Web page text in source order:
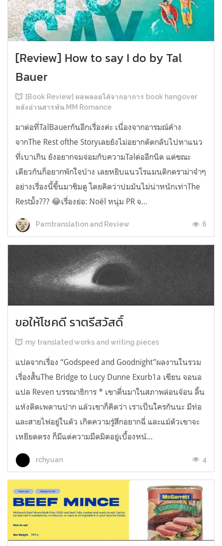
[Review] How to say I do by Tal
Bauer
[Book Review] ผลพลอยได้จากอาการ book hangover
หลังอ่านสารพัน MM Romance
มาต่อที่TalBauerกันอีกเรื่องค่ะ เนื่องจากอารมณ์ค้าง
จากThe Rest ofthe Storyเลยยังไม่อยากตัดกลับไปหาแนว
ที่เบาเกิน ยังอยากจมจ่อมกับความTalต่ออีกนิด แต่ขณะ
เดียวกันก็อยากพักใจบ้าง เลยหยิบแนวโรแมนติกดราม่าจ๋าๆ
อย่างเรื่องนี้ขึ้นมาชิมดู โดยคิดว่าปมมันไม่น่าหนักเท่าThe
Restมั้ง??? 😂เรื่องย่อ: Noël หนุ่ม PR จ...
Parntranslation and Review 6
ขอให้โชคดี ราตรีสวัสดิ์
my translated works and writing pieces
แปลจากเรื่อง “Godspeed and Goodnight”ผลงานในรวม
เรื่องสั้นThe Bridge to Lucy Dunne Exurb1a เขียน จอนอ
แปล Reven บรรณาธิการ * เขาตื่นมาในสภาพล่อนจ้อน ลิ้น
แห้งติดเพดานปาก แล้วเขาก็คิดว่า เราเป็นใครกันนะ มีท่อ
และสายไฟอยู่ในตัว เกิดความรู้สึกอยากฉี่ และแม้ตัวเขาจะ
เหยียดตรง ก็มีแต่ความมืดมิดอยู่เบื้องหน้...
rchyuan 4